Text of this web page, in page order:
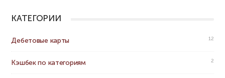
КАТЕГОРИИ
Дебетовые карты 12
Кэшбек по категориям 2